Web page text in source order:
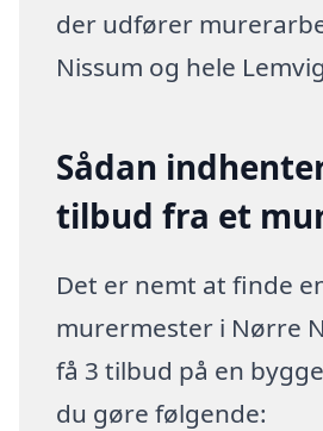
der udfører
Nissum og hele
Sådan
tilbud fra et
Det er nemt at finde
murermester i Nørre
få 3 tilbud på en
du gøre følgende: